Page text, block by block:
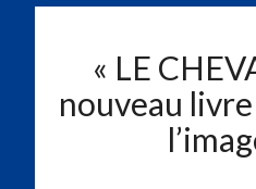
« LE
nouveau